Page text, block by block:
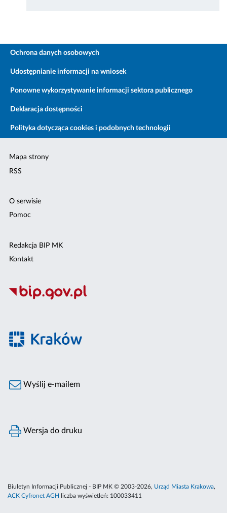
Ochrona danych osobowych
Udostępnianie informacji na wniosek
Ponowne wykorzystywanie informacji sektora publicznego
Deklaracja dostępności
Polityka dotycząca cookies i podobnych technologii
Mapa strony
RSS
O serwisie
Pomoc
Redakcja BIP MK
Kontakt
Wyślij e-mailem
Wersja do druku
Biuletyn Informacji Publicznej - BIP MK © 2003-2026, Urząd Miasta Krakowa,
ACK Cyfronet AGH
liczba wyświetleń: 100033411